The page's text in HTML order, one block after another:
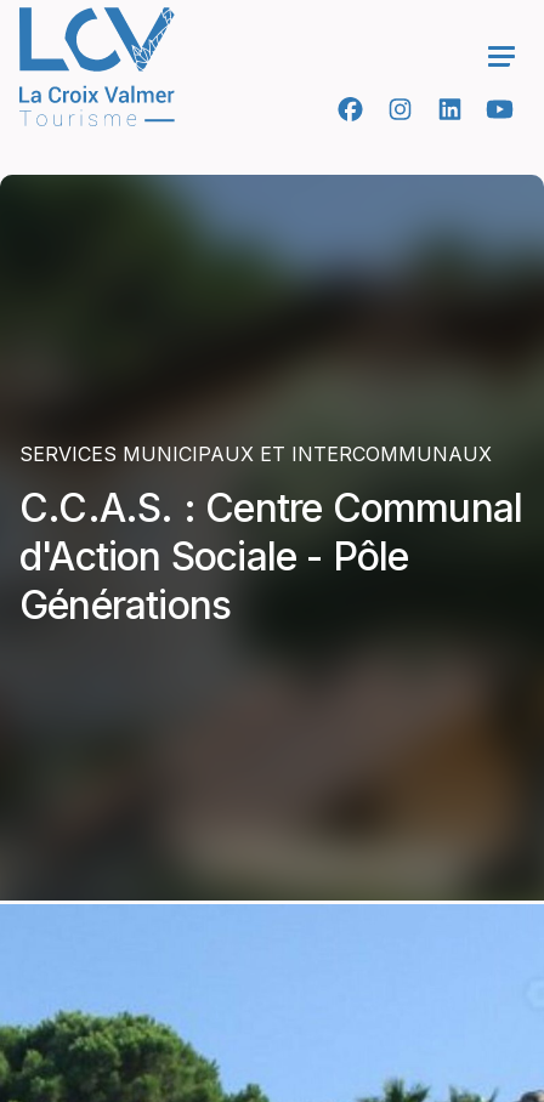
SERVICES MUNICIPAUX ET INTERCOMMUNAUX
C.C.A.S. : Centre Communal
d'Action Sociale - Pôle
Générations